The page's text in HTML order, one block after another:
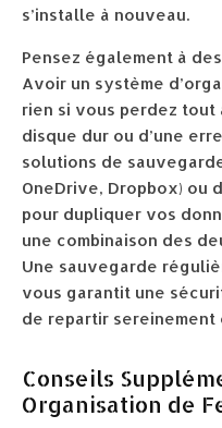
s’installe à nouveau.
Pensez également à
Avoir un système
rien si vous perdez tout
disque dur ou d’une
solutions de
OneDrive, Dropbox) ou
pour dupliquer vos
une combinaison des
Une sauvegarde
vous garantit une
de repartir sereinement
Conseils
Organisation de